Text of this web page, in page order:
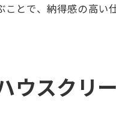
ことで、納得感の高
ウスクリ